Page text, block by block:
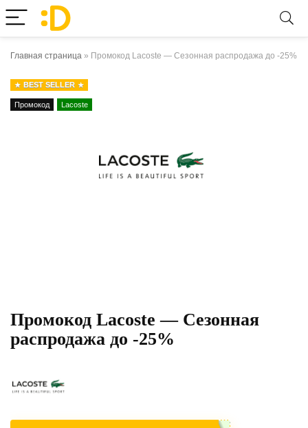
Главная страница » Промокод Lacoste — Сезонная распродажа до -25%
BEST SELLER
Промокод Lacoste
Промокод Lacoste — Сезонная
распродажа до -25%